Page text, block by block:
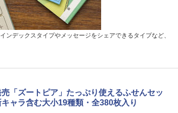
ンデックスタイプやメッセージをシェアできるタイプなど、
「ズートピア」たっぷり使えるふせんセッ
キャラ含む大小19種類・全380枚入り